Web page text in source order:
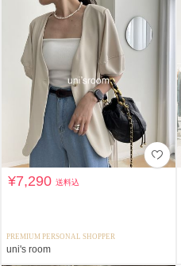
¥7,290送料込
PREMIUM PERSONAL SHOPPER
uni's room